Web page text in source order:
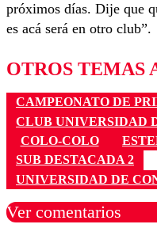
próximos días. Dije que
es acá será en otro club”.
OTROS TEMAS
CAMPEONATO DE
CLUB UNIVERSIDAD
COLO-COLO
SUB DESTACADA 2
UNIVERSIDAD DE
Ver comentarios